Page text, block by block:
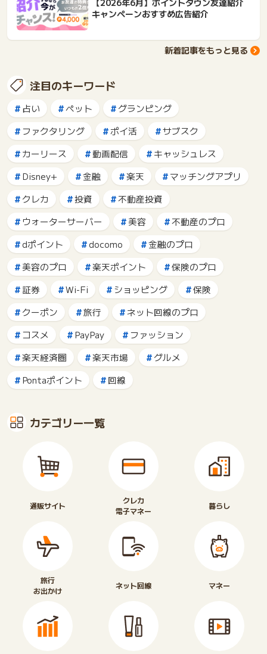
【2026年6月】ポイントタウン友達紹介
キャンペーンおすすめ広告紹介
新着記事をもっと見る
注目のキーワード
占い ペット
グランピング
ファクタリング
ポイ活
サブスク
カーリース
動画配信
キャッシュレス
Disney+
金融 楽天
マッチングアプリ
クレカ
投資
不動産投資
ウォーターサーバー
美容
不動産のプロ
dポイント
docomo
金融のプロ
美容のプロ
楽天ポイント
保険のプロ
証券
Wi-Fi ショッピング
保険
クーポン
旅行
ネット回線のプロ
コスメ
PayPay
ファッション
楽天経済圏
楽天市場
グルメ
Pontaポイント
回線
カテゴリー一覧
通販サイト
クレカ
電子マネー
暮らし
旅行
お出かけ
ネット回線 マネー